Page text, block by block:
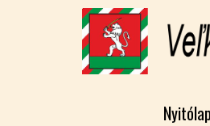
Nyitólap